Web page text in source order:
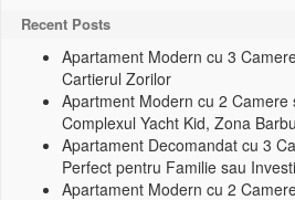
Recent Posts
Apartament Modern cu 3
Cartierul Zorilor
Apartment Modern cu 2 Camere
Complexul Yacht Kid, Zona
Apartament Decomandat cu 3
Perfect pentru Familie sau
Apartament Modern cu 2